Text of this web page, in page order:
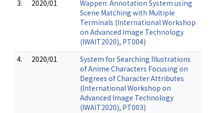
3.
2020/01
Wappen: Annotation System using
Scene Matching with Multiple
Terminals (International Workshop
on Advanced Image Technology
(IWAIT2020), PT004)
4.
2020/01
System for Searching Illustrations
of Anime Characters Focusing on
Degrees of Character Attributes
(International Workshop on
Advanced Image Technology
(IWAIT2020), PT003)